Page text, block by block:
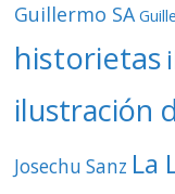
Guillermo SA
historietas
ilustración
Josechu Sanz La